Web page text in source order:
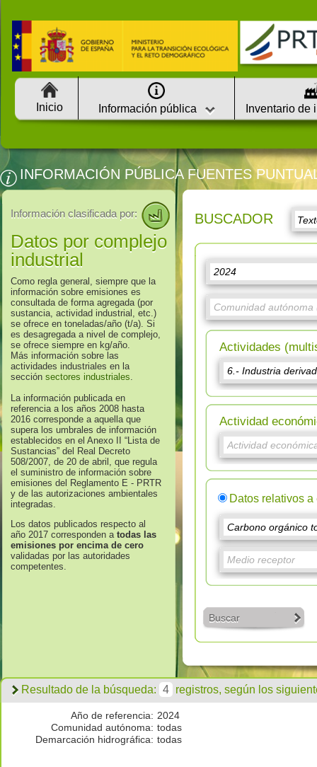
Inicio Información pública Inventario de
INFORMACIÓN PÚBLICA FUENTES
Información clasificada por:
Datos por complejo
industrial
Como regla general, siempre que la
información sobre emisiones es
consultada de forma agregada (por
sustancia, actividad industrial, etc.)
se ofrece en toneladas/año (t/a). Si
es desagregada a nivel de complejo,
se ofrece siempre en kg/año.
Más información sobre las
actividades industriales en la
sección sectores industriales.
La información publicada en
referencia a los años 2008 hasta
2016 corresponde a aquella que
supera los umbrales de información
establecidos en el Anexo II “Lista de
Sustancias” del Real Decreto
508/2007, de 20 de abril, que regula
el suministro de información sobre
emisiones del Reglamento E - PRTR
y de las autorizaciones ambientales
integradas.
Los datos publicados respecto al
año 2017 corresponden atodas las
emisiones por encima de cero
validadas por las autoridades
competentes.
BUSCADOR
Actividades
Actividad
Datos relativos
Buscar
Resultado de la búsqueda: 4 registros, según los
Año de referencia: 2024
Comunidad autónoma: todas
Demarcación hidrográfica: todas